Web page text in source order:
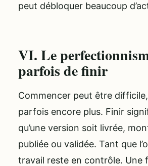
peut débloquer beaucoup
VI. Le
parfois de finir
Commencer peut être difficile,
parfois encore plus. Finir
qu’une version soit livrée,
publiée ou validée. Tant que
travail reste en contrôle. Une